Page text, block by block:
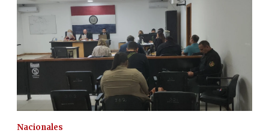
Nacionales